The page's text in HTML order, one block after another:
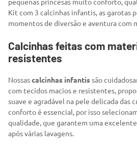
pequenas princesas muito conforto,
Kit com 3 calcinhas infantis, as garotas
momentos de diversão e aventura com
Calcinhas feitas com
resistentes
Nossascalcinhas infantissão
com tecidos macios e resistentes,
suave e agradável na pele delicada das
conforto é essencial, por isso
qualidade, que garantem uma
após várias lavagens.